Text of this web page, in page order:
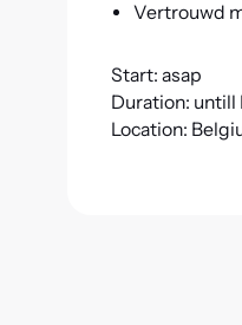
Vertrouwd
Start: asap
Duration:
Location: